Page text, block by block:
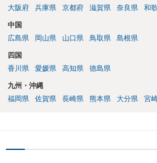
大阪府
兵庫県 京都府 滋賀県 奈良県 和
中国
広島県
岡山県 山口県 鳥取県 島根県
四国
香川県
愛媛県 高知県 徳島県
九州・沖縄
福岡県
佐賀県 長崎県 熊本県 大分県 宮